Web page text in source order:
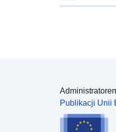
Publikacji Unii